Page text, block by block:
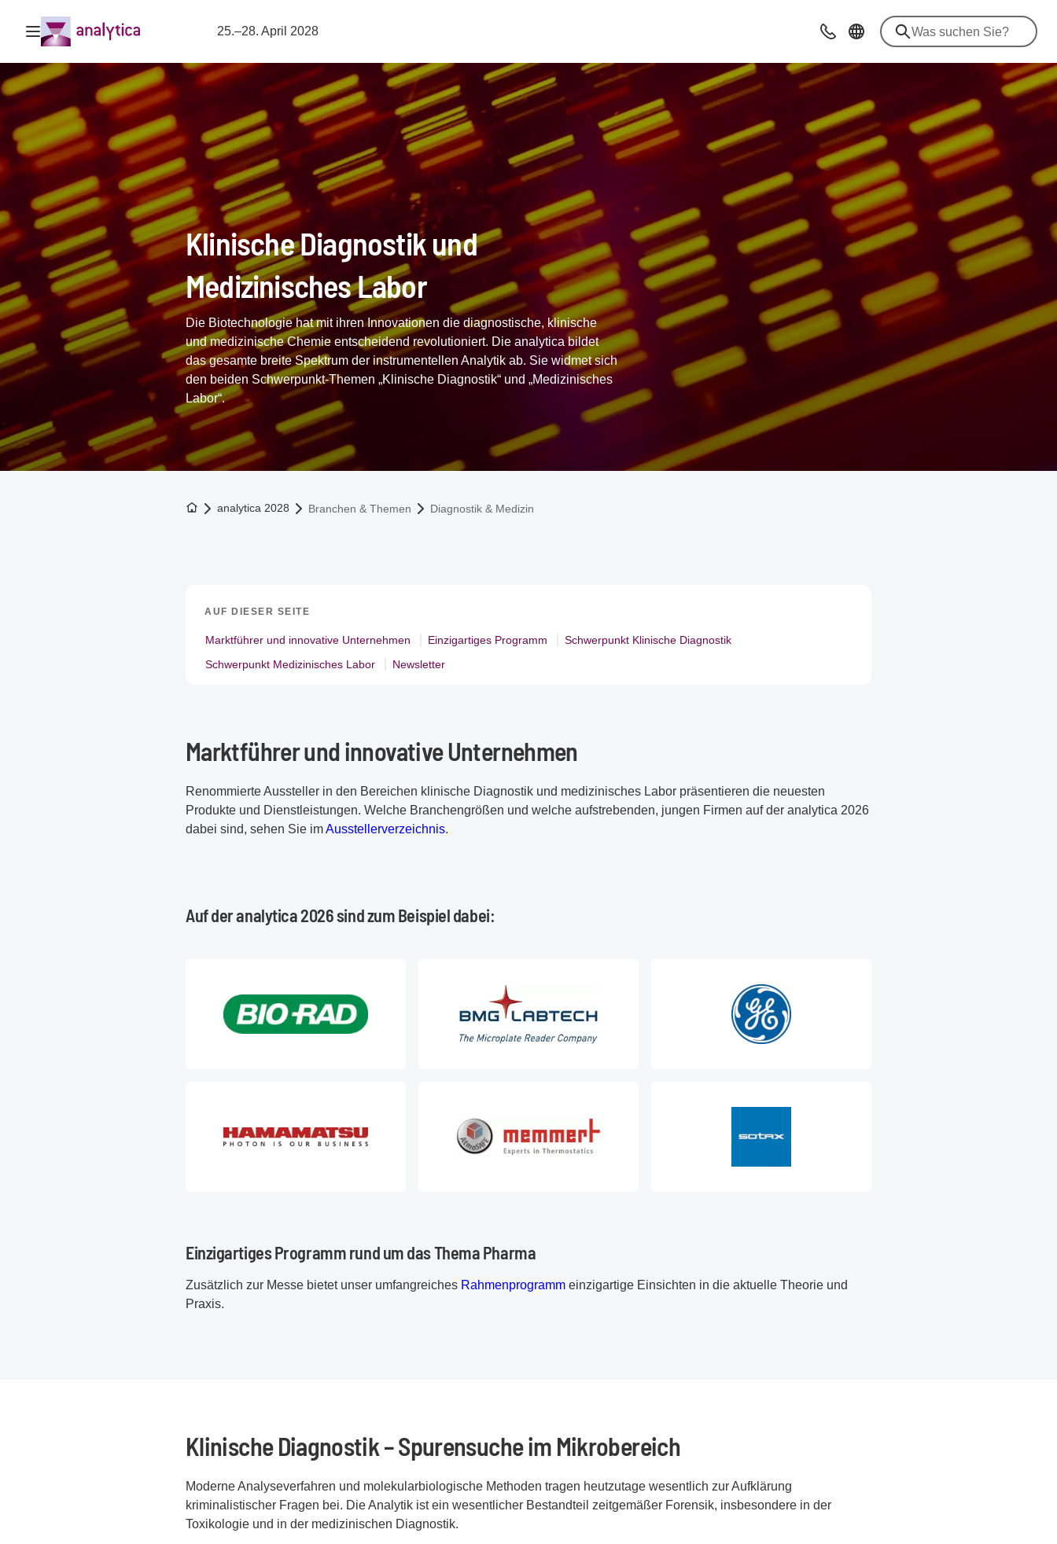
Navigation öffnen 25.–28. April 2028 Beratung & Kontakt
Klinische Diagnostik und
Medizinisches Labor
Die Biotechnologie hat mit ihren Innovationen die diagnostische, klinische
und medizinische Chemie entscheidend revolutioniert. Die analytica bildet
das gesamte breite Spektrum der instrumentellen Analytik ab. Sie widmet sich
den beiden Schwerpunkt-Themen „Klinische Diagnostik“ und „Medizinisches
Labor“.
Zur Startseite
analytica 2028 Branchen & Themen Diagnostik & Medizin
AUF DIESER SEITE
Marktführer und innovative Unternehmen Einzigartiges Programm
Schwerpunkt Klinische Diagnostik
Schwerpunkt Medizinisches Labor
Newsletter
Marktführer und innovative Unternehmen
Renommierte Aussteller in den Bereichen klinische Diagnostik und medizinisches Labor präsentieren die neuesten
Produkte und Dienstleistungen. Welche Branchengrößen und welche aufstrebenden, jungen Firmen auf der analytica 2026
dabei sind, sehen Sie imAusstellerverzeichnis.
Auf der analytica 2026 sind zum Beispiel dabei:
Einzigartiges Programm rund um das Thema Pharma
Zusätzlich zur Messe bietet unser umfangreiches Rahmenprogramm einzigartige Einsichten in die aktuelle Theorie und
Praxis.
Klinische Diagnostik – Spurensuche im Mikrobereich
Moderne Analyseverfahren und molekularbiologische Methoden tragen heutzutage wesentlich zur Aufklärung
kriminalistischer Fragen bei. Die Analytik ist ein wesentlicher Bestandteil zeitgemäßer Forensik, insbesondere in der
Toxikologie und in der medizinischen Diagnostik.